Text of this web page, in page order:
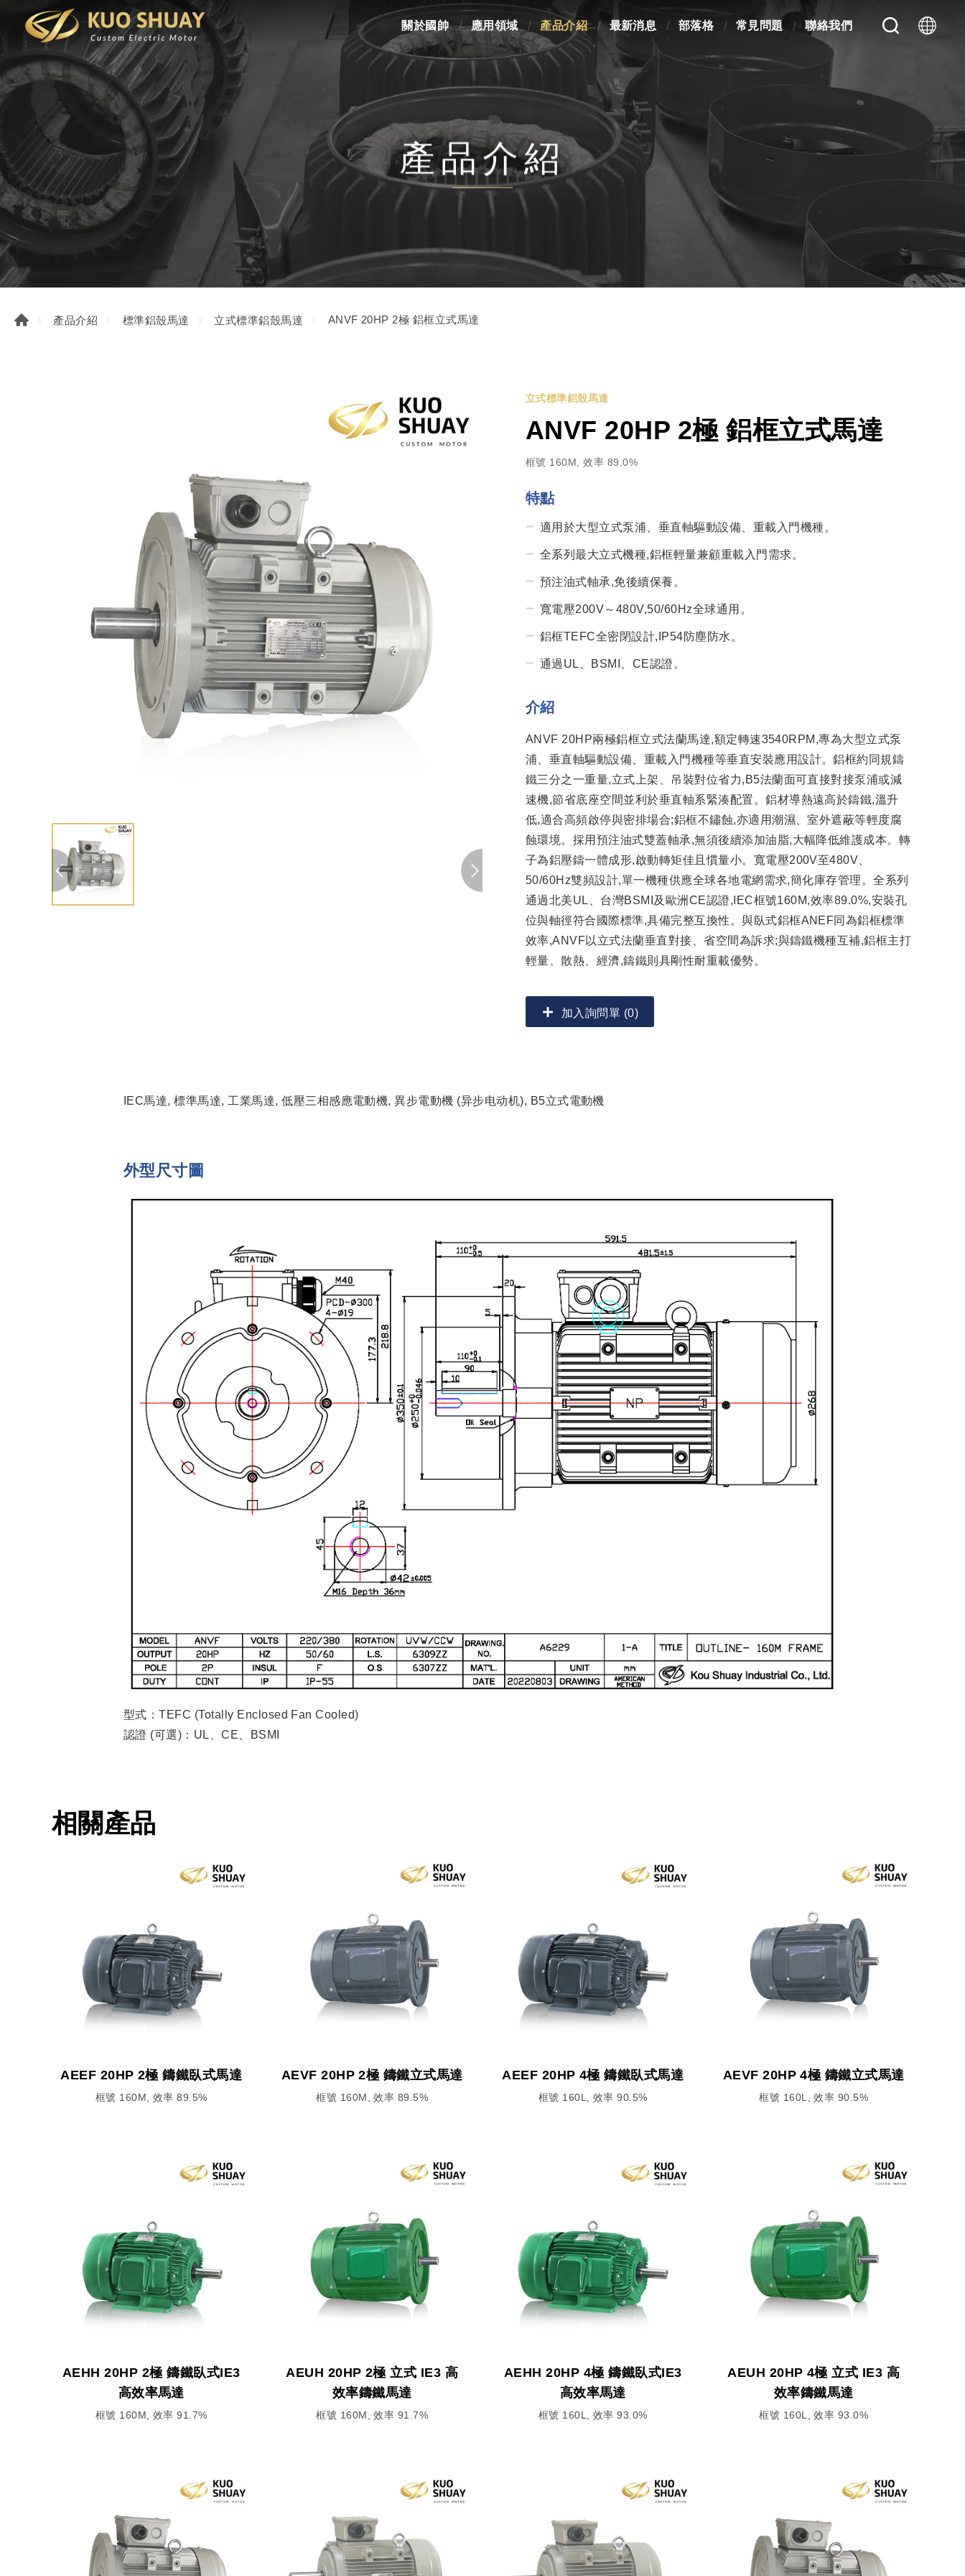
關於國帥 應用領域 產品介紹 最新消息 部落格 常見問題 聯絡我們
產品介紹
產品介紹 標準鋁殼馬達 立式標準鋁殼馬達 ANVF 20HP 2極 鋁框立式馬達
立式標準鋁殼馬達
ANVF 20HP 2極 鋁框立式馬達
框號 160M, 效率 89.0%
特點
適用於大型立式泵浦、垂直軸驅動設備、重載入門機種。
全系列最大立式機種,鋁框輕量兼顧重載入門需求。
預注油式軸承,免後續保養。
寬電壓200V～480V,50/60Hz全球通用。
鋁框TEFC全密閉設計,IP54防塵防水。
通過UL、BSMI、CE認證。
介紹
ANVF 20HP兩極鋁框立式法蘭馬達,額定轉速3540RPM,專為大型立式泵
浦、垂直軸驅動設備、重載入門機種等垂直安裝應用設計。鋁框約同規鑄
鐵三分之一重量,立式上架、吊裝對位省力,B5法蘭面可直接對接泵浦或減
速機,節省底座空間並利於垂直軸系緊湊配置。鋁材導熱遠高於鑄鐵,溫升
低,適合高頻啟停與密排場合;鋁框不鏽蝕,亦適用潮濕、室外遮蔽等輕度腐
蝕環境。採用預注油式雙蓋軸承,無須後續添加油脂,大幅降低維護成本。轉
子為鋁壓鑄一體成形,啟動轉矩佳且慣量小。寬電壓200V至480V、
50/60Hz雙頻設計,單一機種供應全球各地電網需求,簡化庫存管理。全系列
通過北美UL、台灣BSMI及歐洲CE認證,IEC框號160M,效率89.0%,安裝孔
位與軸徑符合國際標準,具備完整互換性。與臥式鋁框ANEF同為鋁框標準
效率,ANVF以立式法蘭垂直對接、省空間為訴求;與鑄鐵機種互補,鋁框主打
輕量、散熱、經濟,鑄鐵則具剛性耐重載優勢。
加入詢問單 (0)
IEC馬達, 標準馬達, 工業馬達, 低壓三相感應電動機, 異步電動機 (异步电动机), B5立式電動機
外型尺寸圖
型式：TEFC (Totally Enclosed Fan Cooled)
認證 (可選)：UL、CE、BSMI
相關產品
AEEF 20HP 2極 鑄鐵臥式馬達
框號 160M, 效率 89.5%
AEVF 20HP 2極 鑄鐵立式馬達
框號 160M, 效率 89.5%
AEEF 20HP 4極 鑄鐵臥式馬達
框號 160L, 效率 90.5%
AEVF 20HP 4極 鑄鐵立式馬達
框號 160L, 效率 90.5%
AEHH 20HP 2極 鑄鐵臥式IE3
高效率馬達
框號 160M, 效率 91.7%
AEUH 20HP 2極 立式 IE3 高
效率鑄鐵馬達
框號 160M, 效率 91.7%
AEHH 20HP 4極 鑄鐵臥式IE3
高效率馬達
框號 160L, 效率 93.0%
AEUH 20HP 4極 立式 IE3 高
效率鑄鐵馬達
框號 160L, 效率 93.0%